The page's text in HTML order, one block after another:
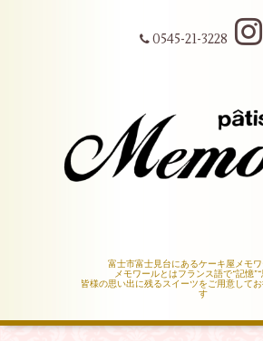
0545-21-3228
富士市富士見台にあるケーキ屋メモ
メモワールとはフランス語で“記憶”“
皆様の思い出に残るスイーツをご用意して
す